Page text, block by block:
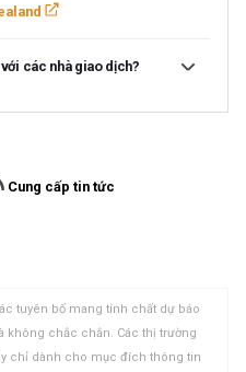
các nhà giao dịch?
trung ương cung cấp manh
chính sách trong tương
bởi cuộc họp báo của
Cung cấp tin tức
tuyên bố mang tính chất dự báo
không chắc chắn. Các thị trường
chỉ dành cho mục đích thông tin